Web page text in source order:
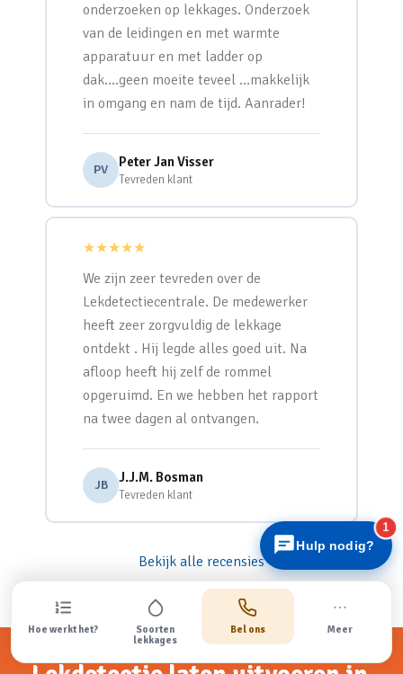
onderzoeken op lekkages. Onderzoek
van de leidingen en met warmte
apparatuur en met ladder op
dak….geen moeite teveel …makkelijk
in omgang en nam de tijd. Aanrader!
PV Peter Jan Visser
Tevreden klant
★★★★★
We zijn zeer tevreden over de
Lekdetectiecentrale. De medewerker
heeft zeer zorgvuldig de lekkage
ontdekt . Hij legde alles goed uit. Na
afloop heeft hij zelf de rommel
opgeruimd. En we hebben het rapport
na twee dagen al ontvangen.
JB J.J.M. Bosman
Tevreden klant
Bekijk alle recensies
Hulp nodig?
1
Lekdetectiecentrale
Hoe werkt het?
Soorten
lekkages
Bel ons Meer